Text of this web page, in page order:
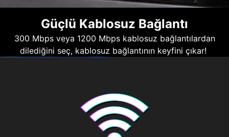
Güçlü Kablosuz Bağlantı
300 Mbps veya 1200 Mbps kablosuz bağlantılardan
dilediğini seç, kablosuz bağlantının keyfini çıkar!